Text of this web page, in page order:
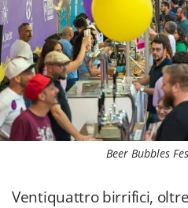
Beer Bubbles
Ventiquattro birrifici,